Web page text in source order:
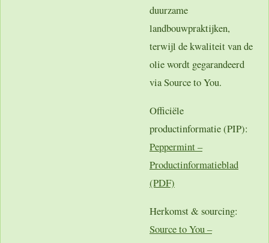
duurzame
landbouwpraktijken,
terwijl de kwaliteit van de
olie wordt gegarandeerd
via Source to You.
Officiële
productinformatie (PIP):
Peppermint –
Productinformatieblad
(PDF)
Herkomst & sourcing:
Source to You –